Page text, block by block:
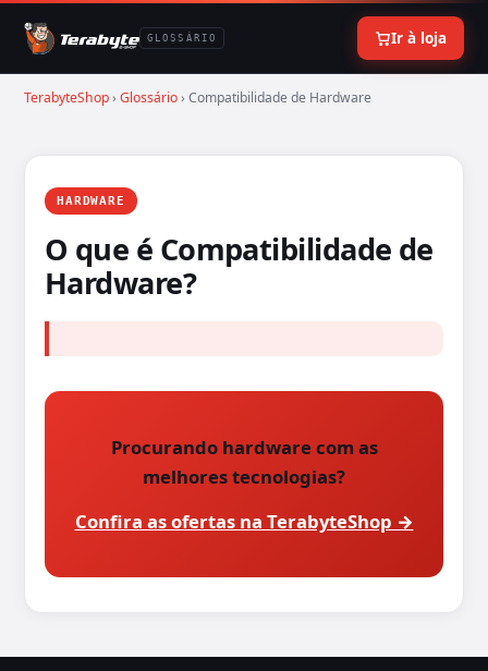
GLOSSÁRIO Ir à loja
TerabyteShop› Glossário› Compatibilidade de Hardware
HARDWARE
O que é Compatibilidade de
Hardware?
Procurando hardware com as
melhores tecnologias?
Confira as ofertas na TerabyteShop →